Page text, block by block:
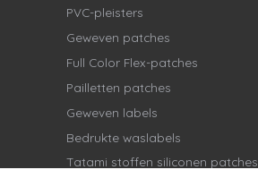
PVC-pleisters
Geweven patches
Full Color Flex-patches
Pailletten patches
Geweven labels
Bedrukte waslabels
Tatami stoffen siliconen patches